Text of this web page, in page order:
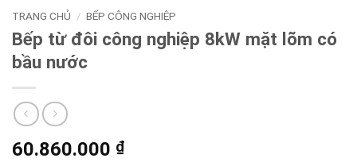
Sản phẩm
Thương hiệu
Bảng giá 2026
Ứng dụng
TRANG CHỦ / BẾP CÔNG NGHIỆP
Bếp từ đôi công nghiệp 8kW mặt lõm có
bầu nước
60.860.000 ₫